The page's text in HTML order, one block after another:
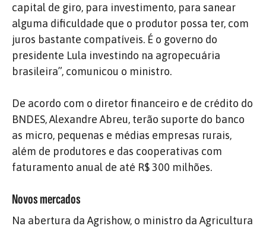
capital de giro, para investimento, para sanear
alguma dificuldade que o produtor possa ter, com
juros bastante compatíveis. É o governo do
presidente Lula investindo na agropecuária
brasileira”, comunicou o ministro.
De acordo com o diretor financeiro e de crédito do
BNDES, Alexandre Abreu, terão suporte do banco
as micro, pequenas e médias empresas rurais,
além de produtores e das cooperativas com
faturamento anual de até R$ 300 milhões.
Novos mercados
Na abertura da Agrishow, o ministro da Agricultura